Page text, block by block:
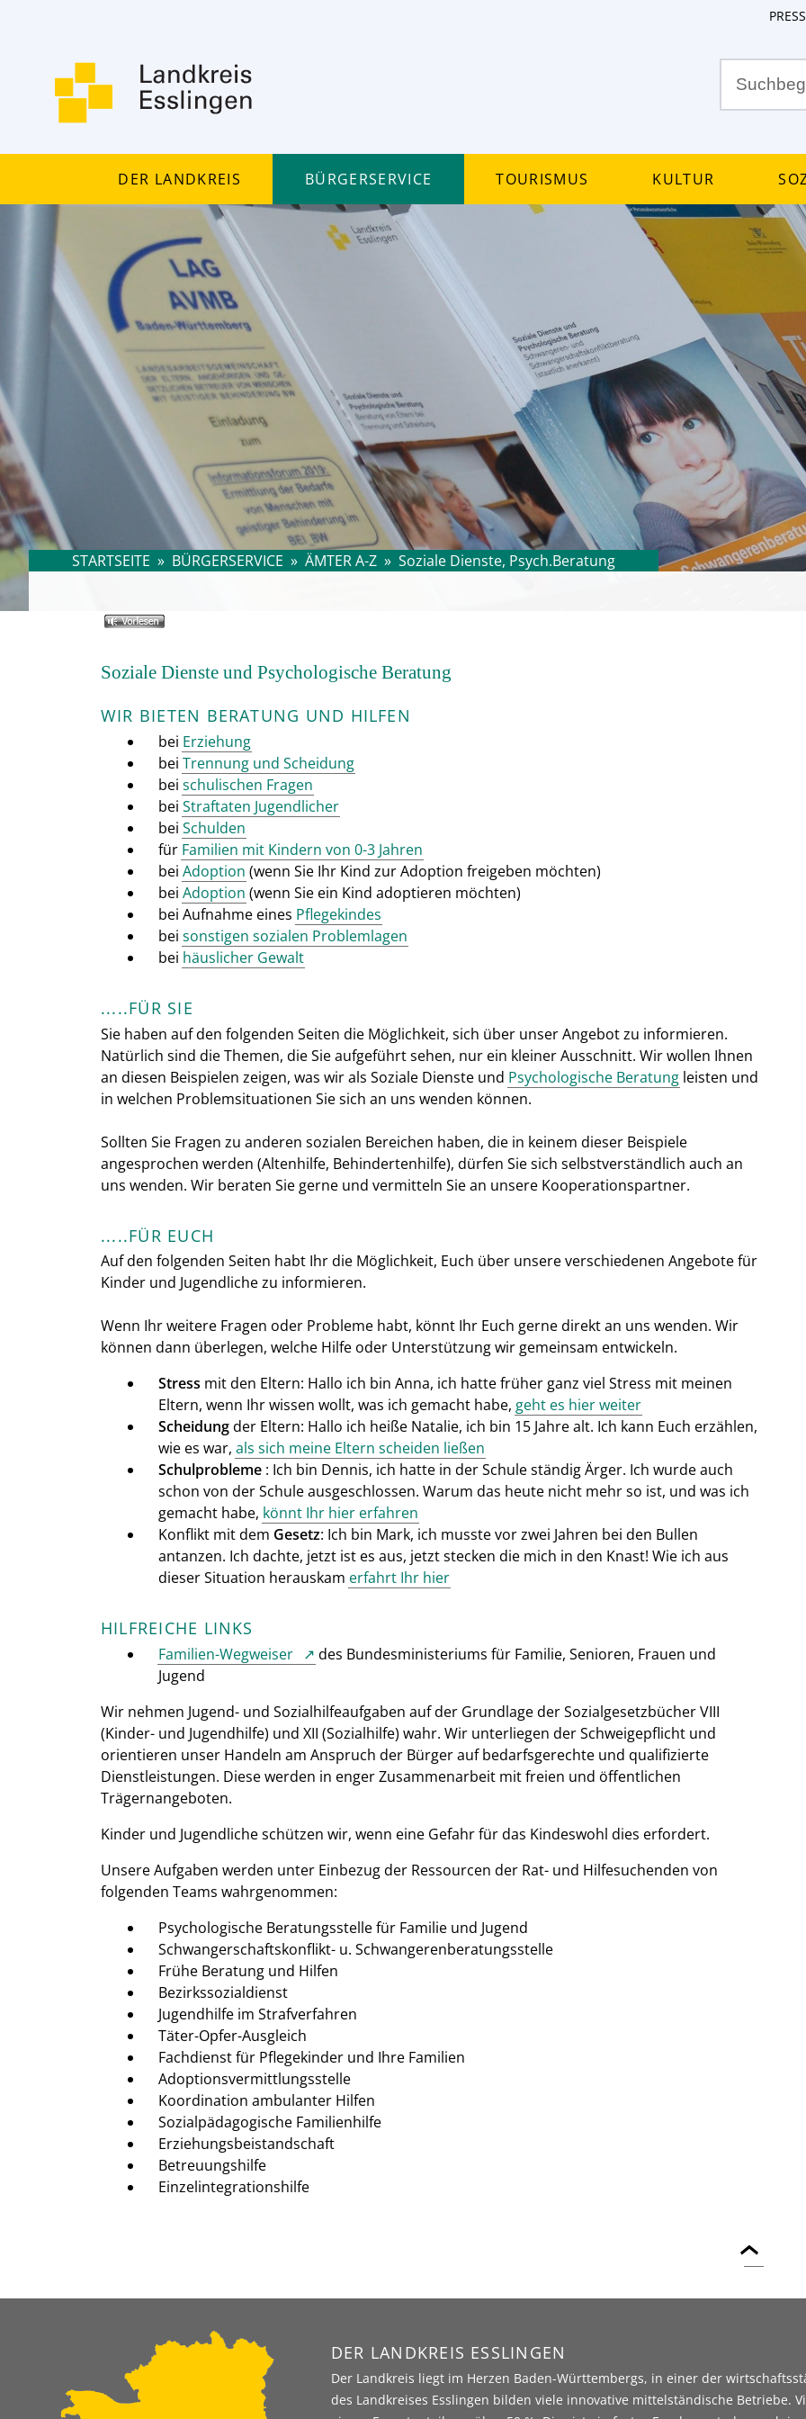
Der Landkreis Bürgerservice Tourismus Kultur
STARTSEITE » BÜRGERSERVICE » ÄMTER A-Z » Soziale Dienste, Psych.Beratung
Soziale Dienste und Psychologische Beratung
WIR BIETEN BERATUNG UND HILFEN
bei Erziehung
bei Trennung und Scheidung
bei schulischen Fragen
bei Straftaten Jugendlicher
bei Schulden
für Familien mit Kindern von 0-3 Jahren
bei Adoption (wenn Sie Ihr Kind zur Adoption freigeben möchten)
bei Adoption (wenn Sie ein Kind adoptieren möchten)
bei Aufnahme eines Pflegekindes
bei sonstigen sozialen Problemlagen
bei häuslicher Gewalt
.....FÜR SIE
Sie haben auf den folgenden Seiten die Möglichkeit, sich über unser Angebot zu informieren.
Natürlich sind die Themen, die Sie aufgeführt sehen, nur ein kleiner Ausschnitt. Wir wollen Ihnen
an diesen Beispielen zeigen, was wir als Soziale Dienste und Psychologische Beratung leisten und
in welchen Problemsituationen Sie sich an uns wenden können.
Sollten Sie Fragen zu anderen sozialen Bereichen haben, die in keinem dieser Beispiele
angesprochen werden (Altenhilfe, Behindertenhilfe), dürfen Sie sich selbstverständlich auch an
uns wenden. Wir beraten Sie gerne und vermitteln Sie an unsere Kooperationspartner.
.....FÜR EUCH
Auf den folgenden Seiten habt Ihr die Möglichkeit, Euch über unsere verschiedenen Angebote für
Kinder und Jugendliche zu informieren.
Wenn Ihr weitere Fragen oder Probleme habt, könnt Ihr Euch gerne direkt an uns wenden. Wir
können dann überlegen, welche Hilfe oder Unterstützung wir gemeinsam entwickeln.
Stress mit den Eltern: Hallo ich bin Anna, ich hatte früher ganz viel Stress mit meinen
Eltern, wenn Ihr wissen wollt, was ich gemacht habe, geht es hier weiter
Scheidungder Eltern: Hallo ich heiße Natalie, ich bin 15 Jahre alt. Ich kann Euch erzählen,
wie es war, als sich meine Eltern scheiden ließen
Schulprobleme : Ich bin Dennis, ich hatte in der Schule ständig Ärger. Ich wurde auch
schon von der Schule ausgeschlossen. Warum das heute nicht mehr so ist, und was ich
gemacht habe, könnt Ihr hier erfahren
Konflikt mit dem Gesetz: Ich bin Mark, ich musste vor zwei Jahren bei den Bullen
antanzen. Ich dachte, jetzt ist es aus, jetzt stecken die mich in den Knast! Wie ich aus
dieser Situation herauskam erfahrt Ihr hier
HILFREICHE LINKS
Familien-Wegweiser
des Bundesministeriums für Familie, Senioren, Frauen und
Jugend
Wir nehmen Jugend- und Sozialhilfeaufgaben auf der Grundlage der Sozialgesetzbücher VIII
(Kinder- und Jugendhilfe) und XII (Sozialhilfe) wahr. Wir unterliegen der Schweigepflicht und
orientieren unser Handeln am Anspruch der Bürger auf bedarfsgerechte und qualifizierte
Dienstleistungen. Diese werden in enger Zusammenarbeit mit freien und öffentlichen
Trägernangeboten.
Kinder und Jugendliche schützen wir, wenn eine Gefahr für das Kindeswohl dies erfordert.
Unsere Aufgaben werden unter Einbezug der Ressourcen der Rat- und Hilfesuchenden von
folgenden Teams wahrgenommen:
Psychologische Beratungsstelle für Familie und Jugend
Schwangerschaftskonflikt- u. Schwangerenberatungsstelle
Frühe Beratung und Hilfen
Bezirkssozialdienst
Jugendhilfe im Strafverfahren
Täter-Opfer-Ausgleich
Fachdienst für Pflegekinder und Ihre Familien
Adoptionsvermittlungsstelle
Koordination ambulanter Hilfen
Sozialpädagogische Familienhilfe
Erziehungsbeistandschaft
Betreuungshilfe
Einzelintegrationshilfe
DER LANDKREIS ESSLINGEN
Der Landkreis liegt im Herzen Baden-Württembergs, in einer der
des Landkreises Esslingen bilden viele innovative mittelständische Betriebe.